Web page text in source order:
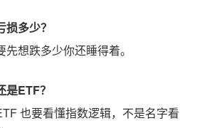
多少？
想跌多少你还睡得着。
ETF？
也要看懂指数逻辑，不是名字看